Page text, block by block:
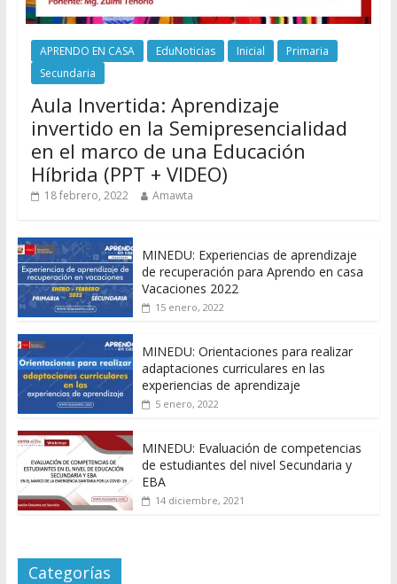
APRENDO EN CASA EduNoticias Inicial
Primaria
Secundaria
Aula Invertida: Aprendizaje
invertido en la Semipresencialidad
en el marco de una Educación
Híbrida (PPT + VIDEO)
18 febrero, 2022 Amawta
MINEDU: Experiencias de aprendizaje
de recuperación para Aprendo en casa
Vacaciones 2022
15 enero, 2022
MINEDU: Orientaciones para realizar
adaptaciones curriculares en las
experiencias de aprendizaje
5 enero, 2022
MINEDU: Evaluación de competencias
de estudiantes del nivel Secundaria y
EBA
14 diciembre, 2021
Categorías